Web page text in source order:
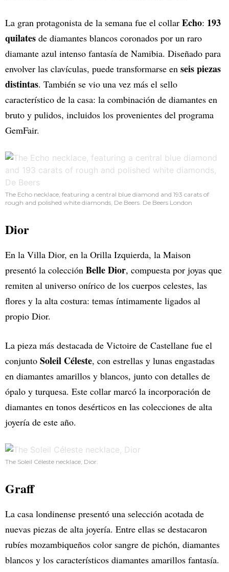
La gran protagonista de la semana fue el collar Echo: 193
quilates de diamantes blancos coronados por un raro
diamante azul intenso fantasía de Namibia. Diseñado para
envolver las clavículas, puede transformarse en seis piezas
distintas. También se vio una vez más el sello
característico de la casa: la combinación de diamantes en
bruto y pulidos, incluidos los provenientes del programa
GemFair.
The Echo necklace, featuring a central blue diamond and 193 carats of
rough and polished white diamonds, De Beers. De Beers London
Dior
En la Villa Dior, en la Orilla Izquierda, la Maison
presentó la colección Belle Dior, compuesta por joyas que
remiten al universo onírico de los cuerpos celestes, las
flores y la alta costura: temas íntimamente ligados al
propio Dior.
La pieza más destacada de Victoire de Castellane fue el
conjunto Soleil Céleste, con estrellas y lunas engastadas
en diamantes amarillos y blancos, junto con detalles de
ópalo y turquesa. Este collar marcó la incorporación de
diamantes en tonos desérticos en las colecciones de alta
joyería de este año.
The Soleil Céleste necklace, Dior.
Graff
La casa londinense presentó una selección acotada de
nuevas piezas de alta joyería. Entre ellas se destacaron
rubíes mozambiqueños color sangre de pichón, diamantes
blancos y los característicos diamantes amarillos fantasía.